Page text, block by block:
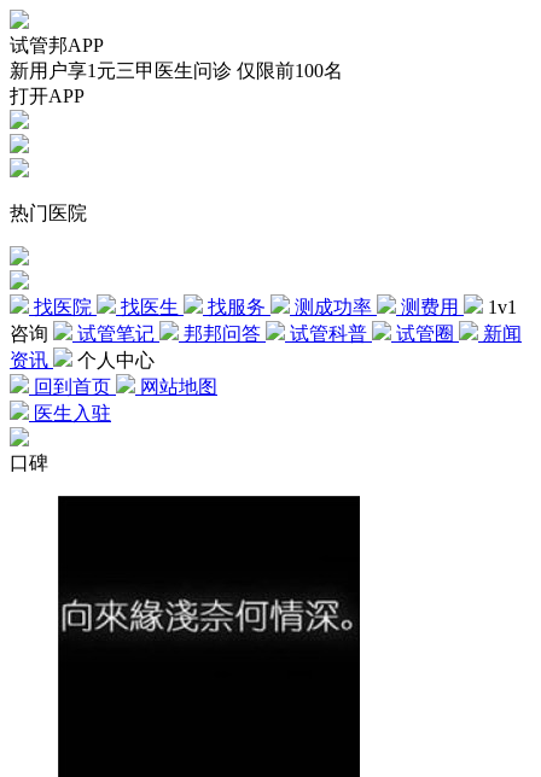
试管邦APP
新用户享1元三甲医生问诊 仅限前100名
打开APP
热门医院
找医院 找医生 找服务 测成功率 测费用
1v1
咨询
试管笔记 邦邦问答 试管科普 试管圈
新闻
资讯
个人中心
回到首页
网站地图
医生入驻
口碑